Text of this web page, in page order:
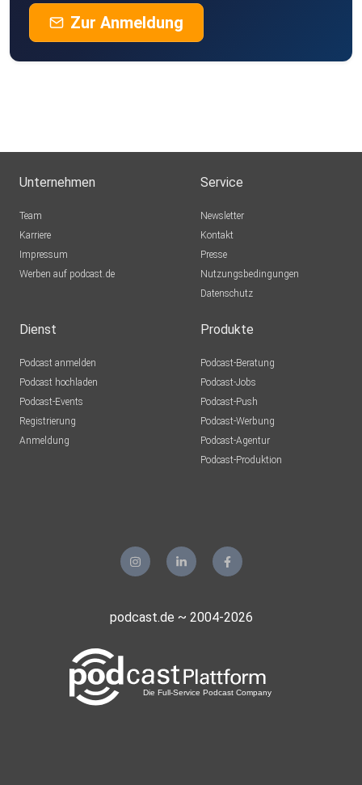
Zur Anmeldung
Unternehmen
Team
Karriere
Impressum
Werben auf podcast.de
Service
Newsletter
Kontakt
Presse
Nutzungsbedingungen
Datenschutz
Dienst
Podcast anmelden
Podcast hochladen
Podcast-Events
Registrierung
Anmeldung
Produkte
Podcast-Beratung
Podcast-Jobs
Podcast-Push
Podcast-Werbung
Podcast-Agentur
Podcast-Produktion
podcast.de ~ 2004-2026